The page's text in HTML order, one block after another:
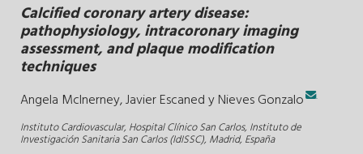
Calcified coronary artery disease:
pathophysiology, intracoronary imaging
assessment, and plaque modification
techniques
Angela McInerney,Javier Escaned yNieves Gonzalo
.
Instituto Cardiovascular, Hospital Clínico San Carlos, Instituto de
Investigación Sanitaria San Carlos (IdISSC), Madrid, España